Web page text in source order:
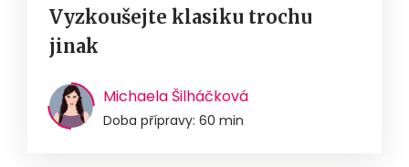
Vyzkoušejte klasiku trochu
jinak
Michaela Šilháčková
Doba přípravy: 60 min